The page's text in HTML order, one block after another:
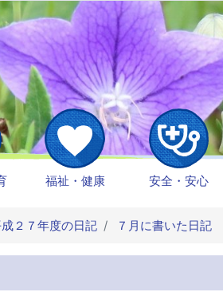
福祉・健康 安全・安心
２７年度の日記 ７月に書いた日記